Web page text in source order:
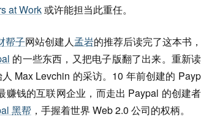
at Work或许能担当此重任。
帮子网站创建人孟岩的推荐后读完了这本书
的一些东西，又把电子版翻了出来。重新
Max Levchin 的采访。10 年前创建的
赚钱的互联网企业，而走出 Paypal 的创建
黑帮 ，手握着世界 Web 2.0 公司的权柄。